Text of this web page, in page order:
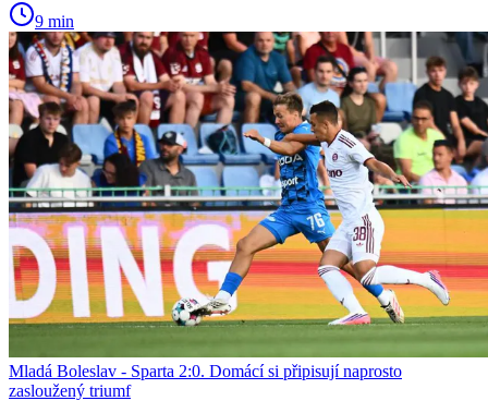
9 min
Mladá Boleslav - Sparta 2:0. Domácí si připisují naprosto
zasloužený triumf